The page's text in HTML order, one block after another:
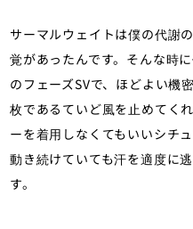
サーマルウェイトは僕の代謝
覚があったんです。そんな時
のフェーズSVで、ほどよい機
枚であるていど風を止めてく
ーを着用しなくてもいいシチ
動き続けていても汗を適度に
す。